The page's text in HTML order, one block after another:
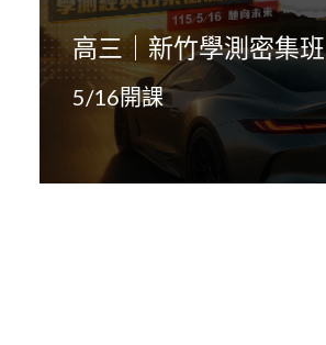
高三｜新竹學測密集班
5/16開課